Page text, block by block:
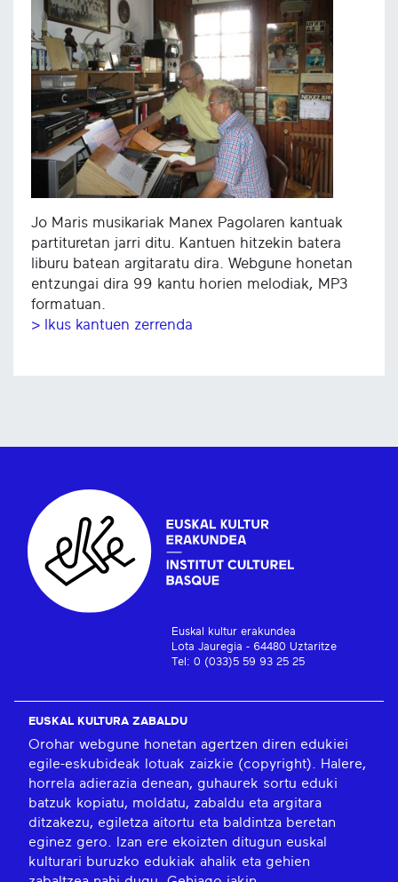
Jo Maris musikariak Manex Pagolaren kantuak
partituretan jarri ditu. Kantuen hitzekin batera
liburu batean argitaratu dira. Webgune honetan
entzungai dira 99 kantu horien melodiak, MP3
formatuan.
> Ikus kantuen zerrenda
Euskal kultur erakundea
Lota Jauregia - 64480 Uztaritze
Tel: 0 (033)5 59 93 25 25
EUSKAL KULTURA ZABALDU
Orohar webgune honetan agertzen diren edukiei
egile-eskubideak lotuak zaizkie (copyright). Halere,
horrela adierazia denean, guhaurek sortu eduki
batzuk kopiatu, moldatu, zabaldu eta argitara
ditzakezu, egiletza aitortu eta baldintza beretan
eginez gero. Izan ere ekoizten ditugun euskal
kulturari buruzko edukiak ahalik eta gehien